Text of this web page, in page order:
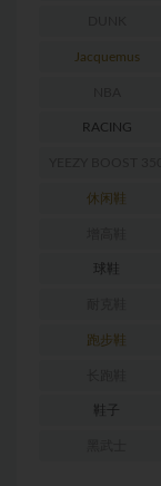
Jacquemus
RACING
休闲鞋
球鞋
跑步鞋
鞋子